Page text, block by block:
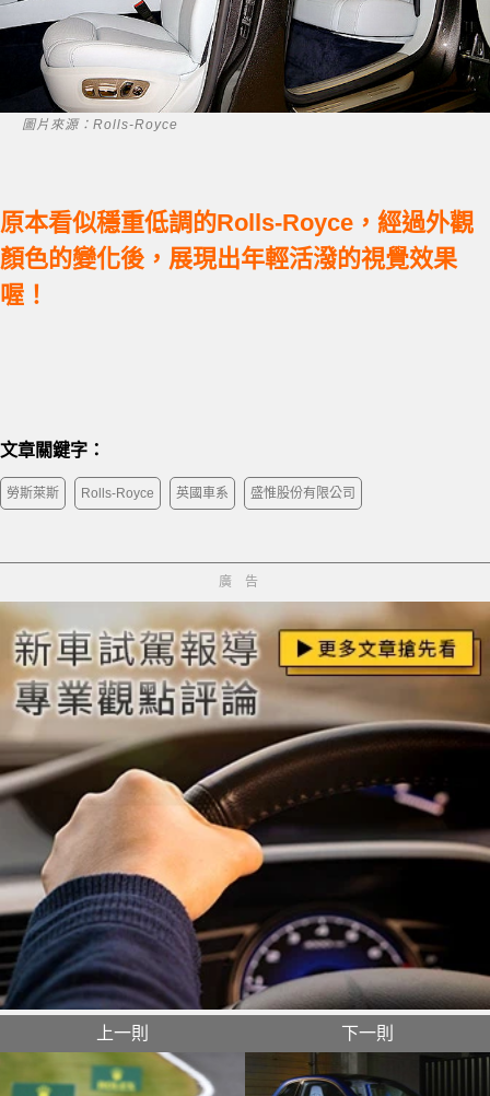
圖片來源：Rolls-Royce
原本看似穩重低調的Rolls-Royce，經過外觀
顏色的變化後，展現出年輕活潑的視覺效果
喔！
文章關鍵字：
勞斯萊斯 Rolls-Royce 英國車系 盛惟股份有限公司
廣告
上一則 下一則